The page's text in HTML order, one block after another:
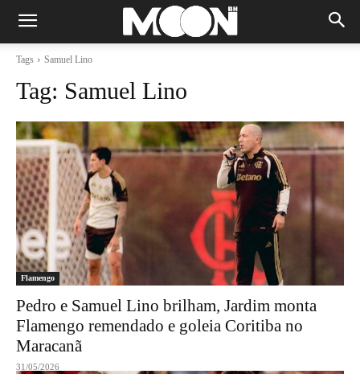
Tags Samuel Lino
Tag: Samuel Lino
Flamengo
Pedro e Samuel Lino brilham, Jardim monta
Flamengo remendado e goleia Coritiba no
Maracanã
31/05/2026